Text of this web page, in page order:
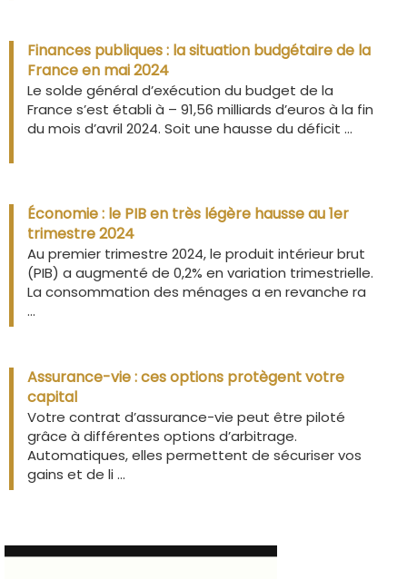
Finances publiques : la situation budgétaire de la
France en mai 2024
Le solde général d’exécution du budget de la
France s’est établi à – 91,56 milliards d’euros à la fin
du mois d’avril 2024. Soit une hausse du déficit ...
Économie : le PIB en très légère hausse au 1er
trimestre 2024
Au premier trimestre 2024, le produit intérieur brut
(PIB) a augmenté de 0,2% en variation trimestrielle.
La consommation des ménages a en revanche ra
...
Assurance-vie : ces options protègent votre
capital
Votre contrat d’assurance-vie peut être piloté
grâce à différentes options d’arbitrage.
Automatiques, elles permettent de sécuriser vos
gains et de li ...